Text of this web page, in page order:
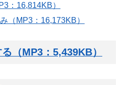
：16,814KB）
（MP3：16,173KB）
（MP3：5,439KB）